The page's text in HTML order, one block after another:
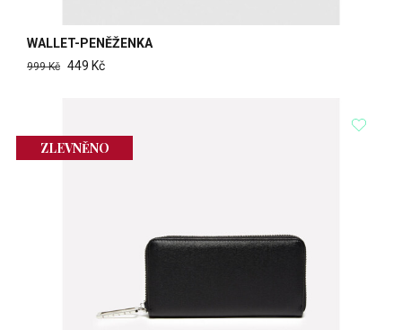
WALLET-PENĚŽENKA
999 Kč 449 Kč
ZLEVNĚNO